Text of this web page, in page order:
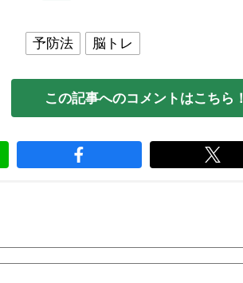
予防法 脳トレ
この記事へのコメントはこちら！